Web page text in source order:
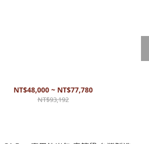
NT$48,000 ~ NT$77,780
NT$93,192